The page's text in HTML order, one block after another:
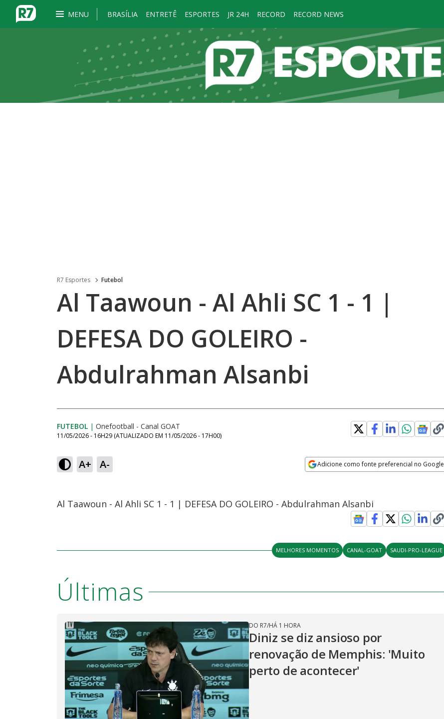
MENU BRASÍLIA ENTRETÊ ESPORTES JR 24H RECORD RECORD NEWS
R7 Esportes Futebol
Al Taawoun - Al Ahli SC 1 - 1 |
DEFESA DO GOLEIRO -
Abdulrahman Alsanbi
FUTEBOL | Onefootball - Canal GOAT
11/05/2026 - 16H29 (ATUALIZADO EM 11/05/2026 - 17H00)
A+ A- Adicione como fonte preferencial no Google
Al Taawoun - Al Ahli SC 1 - 1 | DEFESA DO GOLEIRO - Abdulrahman Alsanbi
MELHORES MOMENTOS CANAL-GOAT SAUDI-PRO-LEAGUE
Últimas
DO R7/HÁ 1 HORA
Diniz se diz ansioso por
renovação de Memphis: 'Muito
perto de acontecer'